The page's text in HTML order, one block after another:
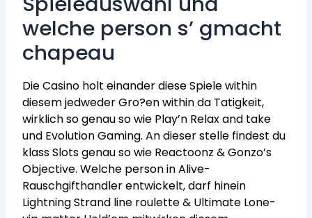
welche person s’ gmacht
chapeau
Die Casino holt einander diese Spiele within
diesem jedweder Gro?en within da Tatigkeit,
wirklich so genau so wie Play’n Relax and take
und Evolution Gaming. An dieser stelle findest du
klass Slots genau so wie Reactoonz & Gonzo’s
Objective. Welche person in Alive-
Rauschgifthandler entwickelt, darf hinein
Lightning Strand line roulette & Ultimate Lone-